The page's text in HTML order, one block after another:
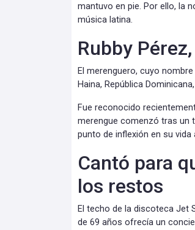
mantuvo en pie. Por ello, la
música latina.
Rubby
El merenguero, cuyo
Haina, República
Fue reconocido
merengue comenzó tras un
punto de inflexión en su vida
Cantó para
los restos
El techo de la discoteca Jet
de 69 años ofrecía un